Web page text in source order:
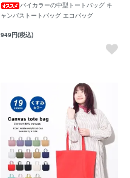
バイカラーの中型トートバッグ キ
ャンバストートバッグ エコバッグ
949円(税込)